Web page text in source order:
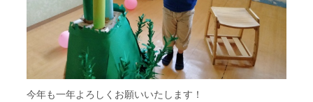
今年も一年よろしくお願いいたします！